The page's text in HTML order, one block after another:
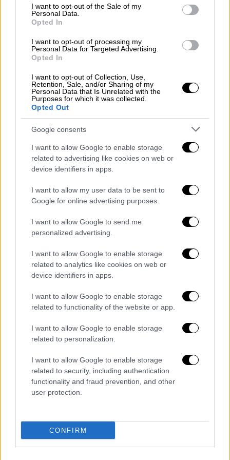
consent section.
I want to opt-out of the Sale of my
Personal Data.
Opted In
I want to opt-out of processing my
Personal Data for Targeted Advertising.
Opted In
I want to opt-out of Collection, Use,
Retention, Sale, and/or Sharing of my
Personal Data that Is Unrelated with the
Purposes for which it was collected.
Opted Out
Google consents
I want to allow Google to enable storage
related to advertising like cookies on web or
device identifiers in apps.
I want to allow my user data to be sent to
Google for online advertising purposes.
I want to allow Google to send me
personalized advertising.
I want to allow Google to enable storage
related to analytics like cookies on web or
device identifiers in apps.
I want to allow Google to enable storage
related to functionality of the website or app.
I want to allow Google to enable storage
related to personalization.
I want to allow Google to enable storage
related to security, including authentication
functionality and fraud prevention, and other
user protection.
CONFIRM
Σε μια συγκινητική προσωπική δήλωση μετά
αναφέρθηκε στη συναισθηματική διάσταση
του διαζυγίου: «Η καρδιά και η συμπόνια μου
απευθύνονται σε όλους όσοι έχουν περάσει
το τραυματικό ταξίδι της προδοσίας.Είναι
μια βαθιά πληγή που κόβει μέσα, όμως
πιστεύω σε μια ανώτερη δύναμη… πάντα
εργάζεται για εμάς
Hugh Jackman and Deborra-lee
Furness finalize $250M divorce
https://t.co/v7wk0Sl6a5
pic.twitter.com/xcqXqi1TsK
— New York Post (@nypost)
June 24,
2025
Η Furness τόνισε ότι η προσωπική της πίστη
και η εσωτερική δύναμη την βοήθησαν να
αντεπεξέλθει στην κατάρρευση ενός γάμου
σχεδόν τριών δεκαετιών: «Ακόμη και όταν
αντιξοότητες, αυτές μας οδηγούν στο
μεγαλύτερο καλό μας, στον αληθινό μας
σκοπό… η ζωή με βάση την ακεραιότητα, τις
αξίες και τα όριά σου είναι απελευθέρωση
και ελευθερία».
1996 και απέκτησαν δύο παιδιά, την Ava και
τον Oscar. Τον Σεπτέμβριο του 2023
ανακοίνωσαν τον χωρισμό τους με κοινή